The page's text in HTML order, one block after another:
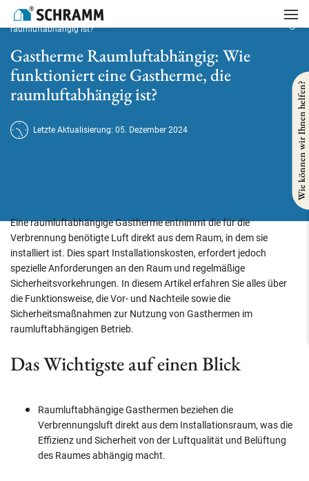
Startseite
Gastherme Raumluftabhängig: Wie funktioniert eine Gastherme, die
raumluftabhängig ist?
Gastherme Raumluftabhängig: Wie
funktioniert eine Gastherme, die
raumluftabhängig ist?
Letzte Aktualisierung: 05. Dezember 2024
Eine raumluftabhängige Gastherme entnimmt die für die
Verbrennung benötigte Luft direkt aus dem Raum, in dem sie
installiert ist. Dies spart Installationskosten, erfordert jedoch
spezielle Anforderungen an den Raum und regelmäßige
Sicherheitsvorkehrungen. In diesem Artikel erfahren Sie alles über
die Funktionsweise, die Vor- und Nachteile sowie die
Sicherheitsmaßnahmen zur Nutzung von Gasthermen im
raumluftabhängigen Betrieb.
Das Wichtigste auf einen Blick
Raumluftabhängige Gasthermen beziehen die
Verbrennungsluft direkt aus dem Installationsraum, was die
Effizienz und Sicherheit von der Luftqualität und Belüftung
des Raumes abhängig macht.
Wie können wir Ihnen helfen?